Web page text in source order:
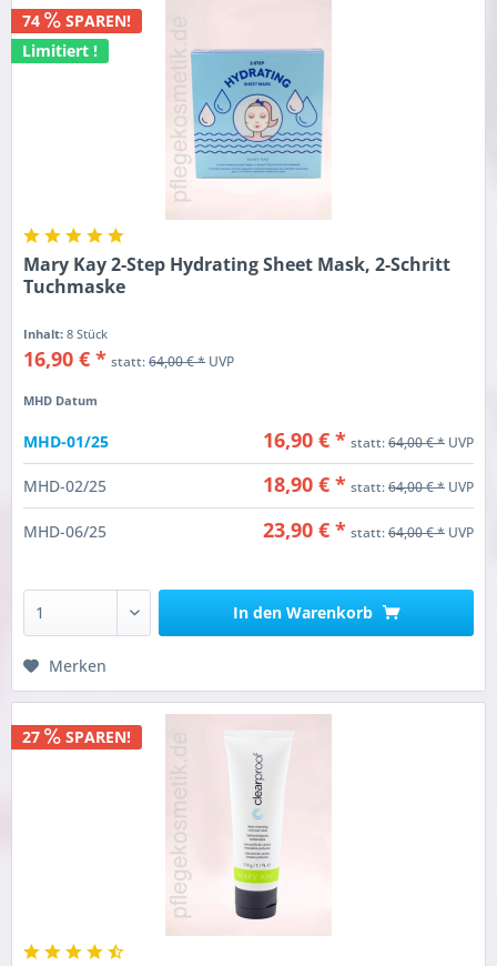
74
SPAREN!
Limitiert !
Mary Kay 2-Step Hydrating Sheet Mask, 2-Schritt
Tuchmaske
Inhalt:8 Stück
16,90 € * statt:64,00 € *UVP
MHD Datum
MHD-01/25 16,90 € * statt:64,00 € * UVP
MHD-02/25 18,90 € * statt:64,00 € * UVP
MHD-06/25 23,90 € * statt:64,00 € * UVP
In den Warenkorb
Merken
27 SPAREN!